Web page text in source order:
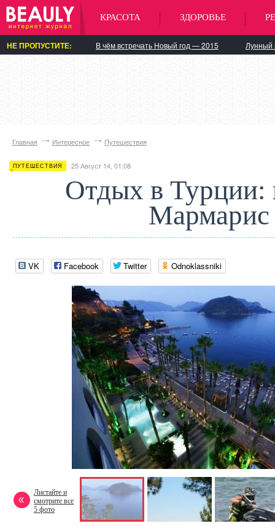
КРАСОТА ЗДОРОВЬЕ
НЕ ПРОПУСТИТЕ: В чём встречать Новый год — 2015 Лунный
Главная Интересное Путешествия
ПУТЕШЕСТВИЯ 25 Август 14, 01:08
Отдых в Турции:
Мармарис
VK Facebook Twitter Odnoklassniki
Листайте и
смотрите все
5 фото